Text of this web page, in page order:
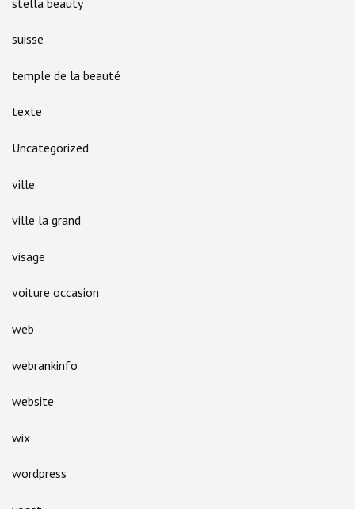
suisse
temple de la beauté
texte
Uncategorized
ville
ville la grand
visage
voiture occasion
web
webrankinfo
website
wix
wordpress